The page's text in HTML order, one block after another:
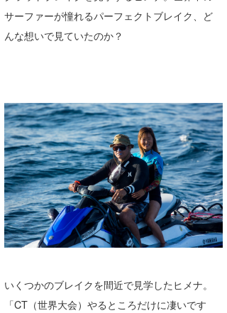
サーファーが憧れるパーフェクトブレイク、ど
んな想いで見ていたのか？
いくつかのブレイクを間近で見学したヒメナ。
「CT（世界大会）やるところだけに凄いです
上田純子
上條将美
ゴン
米山予報士
wanda
予報士 hiro.
banpaku
chappy